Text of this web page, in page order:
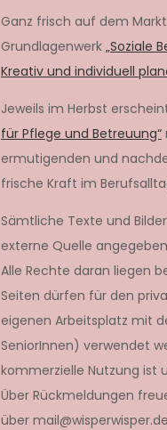
Ganz frisch auf dem
Grundlagenwerk „Soziale
Kreativ und individuell
Jeweils im Herbst
für Pflege und Betreuung“
ermutigenden und
frische Kraft im
Sämtliche Texte und
externe Quelle
Alle Rechte daran liegen
Seiten dürfen für den
eigenen Arbeitsplatz mit
SeniorInnen) verwendet
kommerzielle Nutzung ist
Über Rückmeldungen
über mail@wisperwisper.de